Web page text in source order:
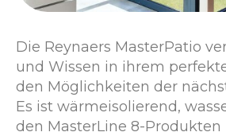
Die Reynaers MasterPatio
und Wissen in ihrem
den Möglichkeiten der
Es ist wärmeisolierend,
den MasterLine 8-